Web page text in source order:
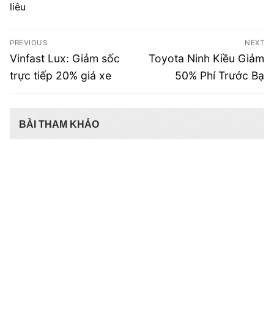
liêu
Điều
hướng
bài
PREVIOUS
Previous
post:
Vinfast Lux: Giảm sốc
trực tiếp 20% giá xe
NEXT
Next
Toyota Ninh Kiều Giảm
50% Phí Trước Bạ
BÀI THAM KHẢO